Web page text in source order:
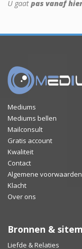
U gaat pas vanaf
Mediums
Mediums bellen
Mailconsult
Gratis account
Kwaliteit
Contact
Algemene voorwaarden
Klacht
Over ons
Bronnen &
Liefde & Relaties